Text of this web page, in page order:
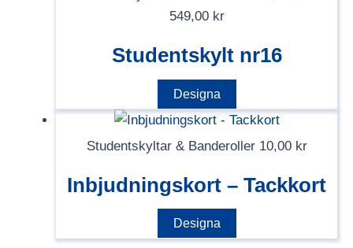
produktsidan
varianter.
alternativen
kan
på
produktsidan
549,00 krPrisintervall:
till
549,00 kr
Studentskylt nr16
Designa
här
flera
Studentskyltar & Banderoller 10,00 kr
Inbjudningskort – Tackkort
Designa